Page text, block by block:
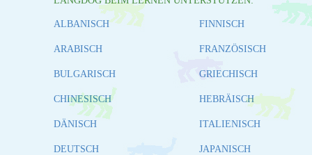
ALBANISCH
ARABISCH
BULGARISCH
CHINESISCH
DÄNISCH
DEUTSCH
FINNISCH
FRANZÖSISCH
GRIECHISCH
HEBRÄISCH
ITALIENISCH
JAPANISCH